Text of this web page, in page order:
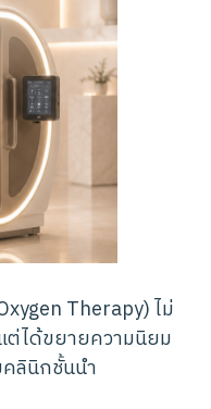
Therapy) ไม่
ต่ได้ขยายความนิยม
ลินิกชั้นนำ